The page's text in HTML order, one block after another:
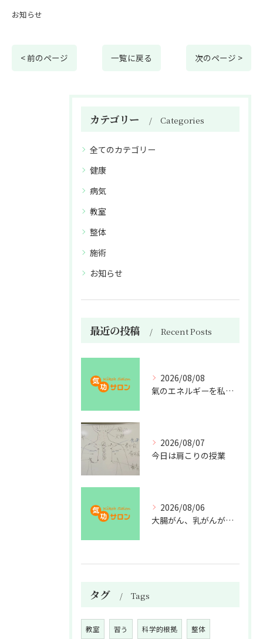
お知らせ
< 前のページ 一覧に戻る 次のページ >
カテゴリー Categories
全てのカテゴリー
健康
病気
教室
整体
施術
お知らせ
最近の投稿 Recent Posts
2026/08/08
氣のエネルギーを私利私欲のために使うな
2026/08/07
今日は肩こりの授業
2026/08/06
大腸がん、乳がんが増えた理由
タグ Tags
教室 習う 科学的根拠 整体